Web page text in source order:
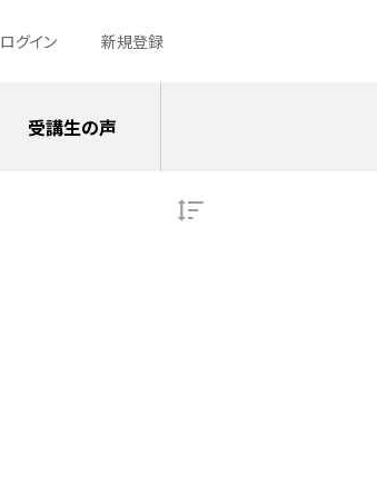
ログイン 新規登録
受講生の声